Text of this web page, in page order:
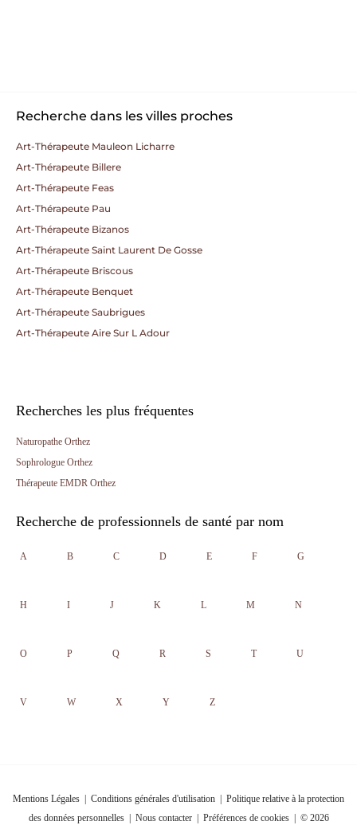
Recherche dans les villes proches
Art-Thérapeute Mauleon Licharre
Art-Thérapeute Billere
Art-Thérapeute Feas
Art-Thérapeute Pau
Art-Thérapeute Bizanos
Art-Thérapeute Saint Laurent De Gosse
Art-Thérapeute Briscous
Art-Thérapeute Benquet
Art-Thérapeute Saubrigues
Art-Thérapeute Aire Sur L Adour
Recherches les plus fréquentes
Naturopathe Orthez
Sophrologue Orthez
Thérapeute EMDR Orthez
Recherche de professionnels de santé par nom
A B C D E F G
H I J K L M N
O P Q R S T U
V W X Y Z
Mentions Légales Conditions générales d'utilisation
Politique relative à la protection
des données personnelles| Nous contacter| Préférences de cookies| © 2026